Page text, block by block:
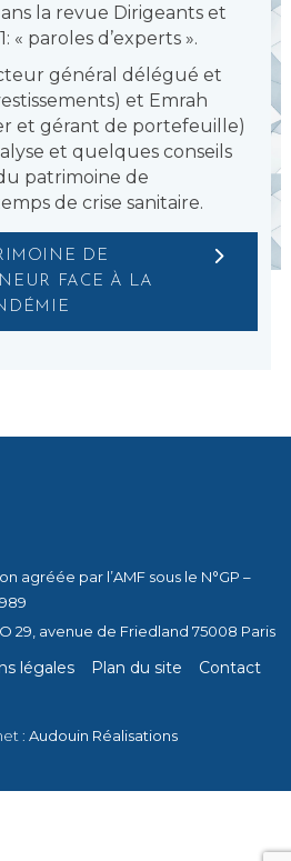
la revue Dirigeants et
paroles d’experts ».
général délégué et
et Emrah
et gérant de portefeuille)
et quelques conseils
patrimoine de
de crise sanitaire.
DE
FACE À LA
agréée par l’AMF sous le N°GP –
29, avenue de Friedland 75008 Paris
légales Plan du site Contact
: Audouin Réalisations